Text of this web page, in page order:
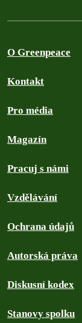
O Greenpeace
Kontakt
Pro média
Magazín
Pracuj s námi
Vzdělávání
Ochrana údajů
Autorská práva
Diskusní kodex
Stanovy spolku